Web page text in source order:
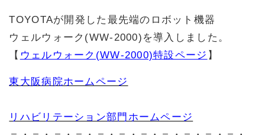
TOYOTAが開発した最先端のロボット機器
ウェルウォーク(WW-2000)を導入しました。
【 ウェルウォーク(WW-2000)特設ページ 】
東大阪病院ホームページ
リハビリテーション部門ホームページ